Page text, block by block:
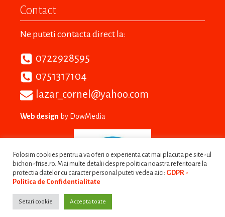
Contact
Ne puteti contacta direct la:
0722928595
0751317104
lazar_cornel@yahoo.com
Web design by DowMedia
Folosim cookies pentru a va oferi o experienta cat mai placuta pe site-ul
bichon-frise.ro. Mai multe detalii despre politica noastra referitoare la
protectia datelor cu caracter personal puteti vedea aici: GDPR -
Politica de Confidentialitate
Setari cookie Accepta toate